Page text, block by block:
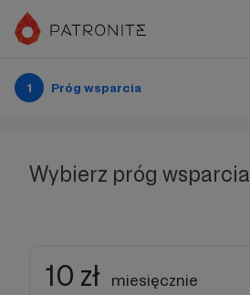
1 Próg wsparcia
Wybierz próg wsparcia
10 zł miesięcznie